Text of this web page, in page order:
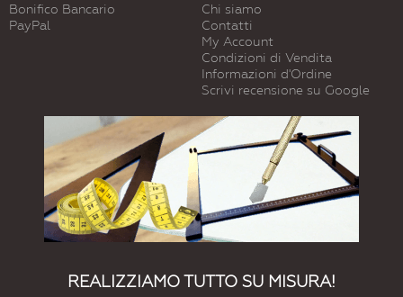
Bonifico Bancario
PayPal
Chi siamo
Contatti
My Account
Condizioni di Vendita
Informazioni d'Ordine
Scrivi recensione su Google
REALIZZIAMO TUTTO SU MISURA!